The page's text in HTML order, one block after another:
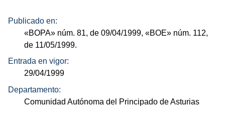
Publicado en:
«BOPA» núm. 81, de 09/04/1999,«BOE» núm. 112,
de 11/05/1999.
Entrada en vigor:
29/04/1999
Departamento:
Comunidad Autónoma del Principado de Asturias